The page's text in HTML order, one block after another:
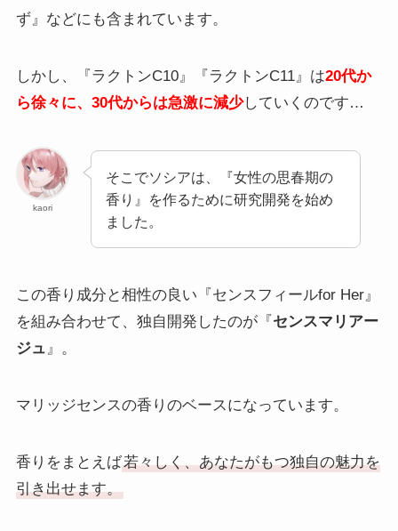
ず』などにも含まれています。
しかし、『ラクトンC10』『ラクトンC11』は20代か
ら徐々に、30代からは急激に減少していくのです…
kaori
そこでソシアは、『女性の思春期の
香り』を作るために研究開発を始め
ました。
この香り成分と相性の良い『センスフィールfor Her』
を組み合わせて、独自開発したのが『センスマリアー
ジュ 』。
マリッジセンスの香りのベースになっています。
香りをまとえば若々しく、あなたがもつ独自の魅力を
引き出せます。